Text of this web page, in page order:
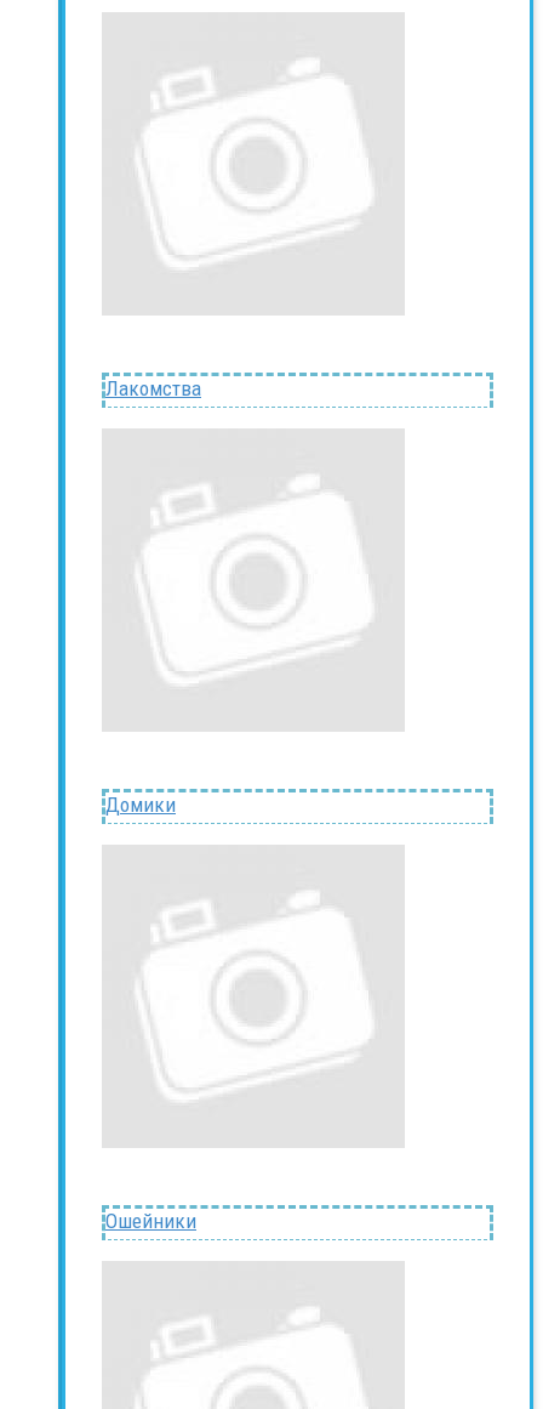
Лакомства
Домики
Ошейники